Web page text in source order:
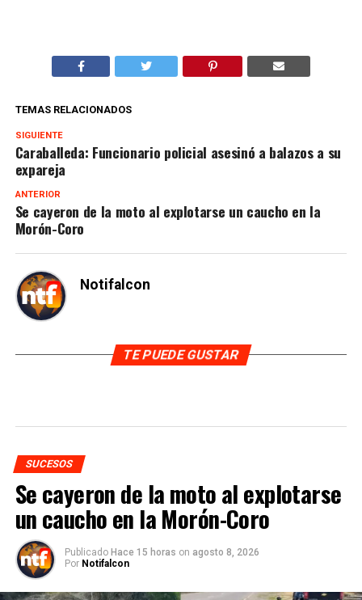
TEMAS RELACIONADOS
SIGUIENTE
Caraballeda: Funcionario policial asesinó a balazos a su
expareja
ANTERIOR
Se cayeron de la moto al explotarse un caucho en la
Morón-Coro
Notifalcon
TE PUEDE GUSTAR
SUCESOS
Se cayeron de la moto al explotarse
un caucho en la Morón-Coro
Publicado Hace 15 horas on agosto 8, 2026
Por Notifalcon